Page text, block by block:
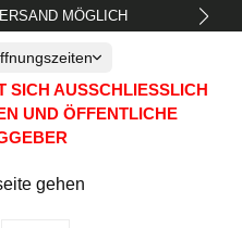
MÖGLICH
AUSSCHLIESSLICH A
UND ÖFFENTLICHE A